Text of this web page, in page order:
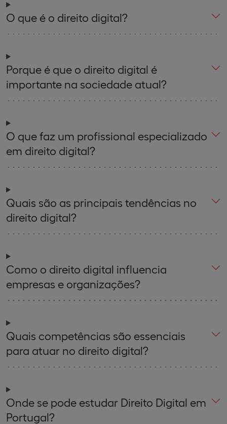
O que é o direito digital?
Porque é que o direito digital é
importante na sociedade atual?
O que faz um profissional especializado
em direito digital?
Quais são as principais tendências no
direito digital?
Como o direito digital influencia
empresas e organizações?
Quais competências são essenciais
para atuar no direito digital?
Onde se pode estudar Direito Digital em
Portugal?